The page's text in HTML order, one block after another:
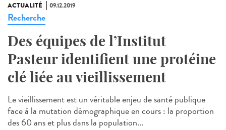
ACTUALITÉ 09.12.2019
Recherche
Des équipes de l’Institut
Pasteur identifient une protéine
clé liée au vieillissement
Le vieillissement est un véritable enjeu de santé publique
face à la mutation démographique en cours : la proportion
des 60 ans et plus dans la population...